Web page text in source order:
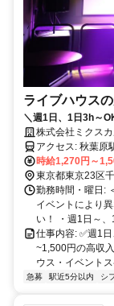
ライブハウス
＼週1日、1日3h～
の出勤もOK！サブ
株式会社ミクス
アクセス
時給1,270円～
東京都東京23区
勤務時間・曜日:
イベントにより
い！ ・週1日～
仕事内容: ✅週1
~1,500円の高収
ウス・イベント
急募 駅近5分以内 シ